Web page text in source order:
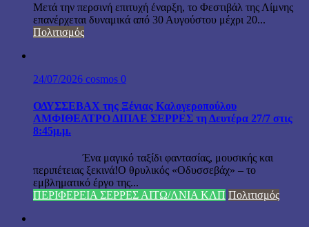
Μετά την περσινή επιτυχή έναρξη, το Φεστιβάλ της Λίμνης
επανέρχεται δυναμικά από 30 Αυγούστου μέχρι 20...
Πολιτισμός
24/07/2026 cosmos 0
ΟΔΥΣΣΕΒΑΧ της Ξένιας Καλογεροπούλου
ΑΜΦΙΘΕΑΤΡΟ ΔΙΠΑΕ ΣΕΡΡΕΣ τη Δευτέρα 27/7 στις
8:45μ.μ.
Ένα μαγικό ταξίδι φαντασίας, μουσικής και
περιπέτειας ξεκινά!Ο θρυλικός «Οδυσσεβάχ» – το
εμβληματικό έργο της...
ΠΕΡΙΦΕΡΕΙΑ ΣΕΡΡΕΣ ΑΙΤΩ/ΛΝΙΑ ΚΛΠ Πολιτισμός